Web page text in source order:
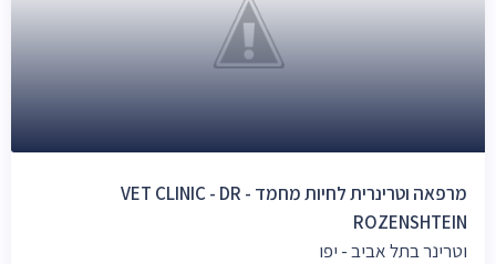
מרפאה וטרינרית לחיות מחמד - VET CLINIC - DR
ROZENSHTEIN
וטרינר בתל אביב - יפו